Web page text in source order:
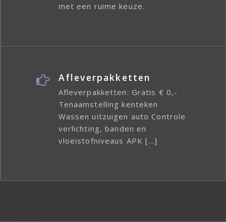
met een ruime keuze.
Afleverpakketten
Afleverpakketten: Gratis € 0,-
Tenaamstelling kenteken
Wassen uitzuigen auto Controle
verlichting, banden en
vloeistofniveaus APK […]